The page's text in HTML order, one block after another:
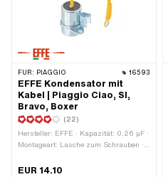
FÜR: PIAGGIO 16593
EFFE Kondensator mit
Kabel | Piaggio Ciao, SI,
Bravo, Boxer
(22)
Hersteller: EFFE · Kapazität: 0.26 µF ·
Montageart: Lasche zum Schrauben ·
Ø Befestigungsloch: 4.4 mm · Ø
EUR 14.10